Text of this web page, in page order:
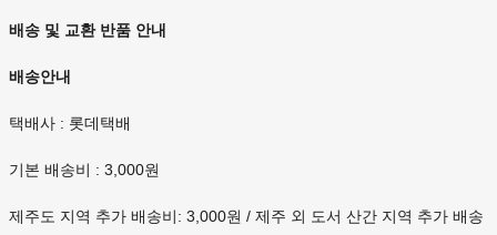
배송 및 교환 반품 안내
배송안내
택배사 : 롯데택배
기본 배송비 : 3,000원
제주도 지역 추가 배송비: 3,000원 / 제주 외 도서 산간 지역 추가 배송